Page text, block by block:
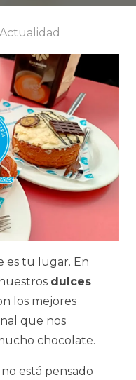
Actualidad
es tu lugar. En
dulces
los mejores
que nos
chocolate.
está pensado